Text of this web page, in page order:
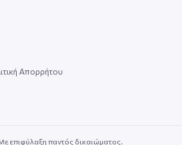
Απορρήτου
επιφύλαξη παντός δικαιώματος.